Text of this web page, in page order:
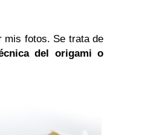
mis fotos. Se trata de
del origami o